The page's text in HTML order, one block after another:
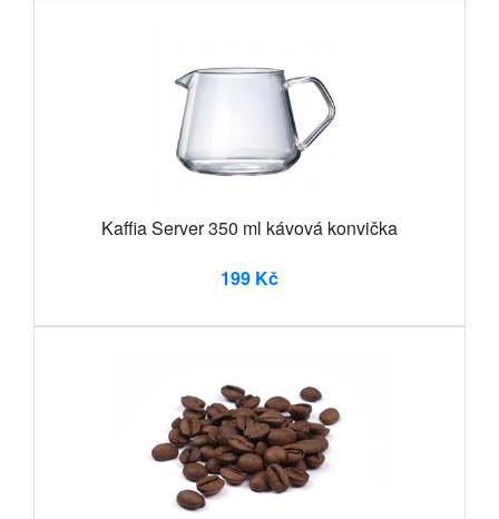
Kaffia Server 350 ml kávová konvička
199 Kč